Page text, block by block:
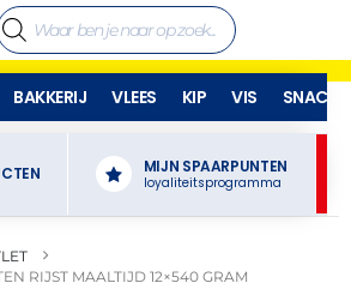
BAKKERIJ VLEES KIP VIS SNACKS
MIJN SPAARPUNTEN
loyaliteitsprogramma
RIJST MAALTIJD 12×540 GRAM